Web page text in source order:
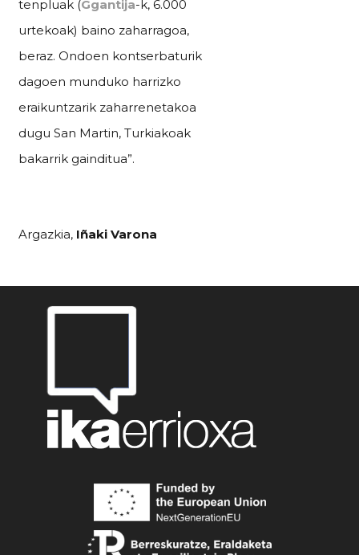
tenpluak (Ggantija-k, 6.000
urtekoak) baino zaharragoa,
beraz. Ondoen kontserbaturik
dagoen munduko harrizko
eraikuntzarik zaharrenetakoa
dugu San Martin, Turkiakoak
bakarrik gainditua”.
Argazkia, Iñaki Varona